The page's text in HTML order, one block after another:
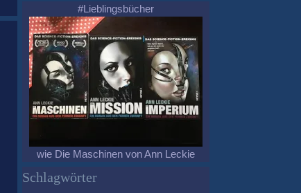
#Lieblingsbücher
wie Die Maschinen von Ann Leckie
Schlagwörter